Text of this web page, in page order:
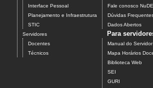
Interface Pessoal
Planejamento e Infraestrutura
STIC
Servidores
Docentes
Técnicos
Fale conosco
Dúvidas
Dados Abertos
Para
Manual do Servidor
Mapa Horários
Biblioteca Web
SEI
GURI